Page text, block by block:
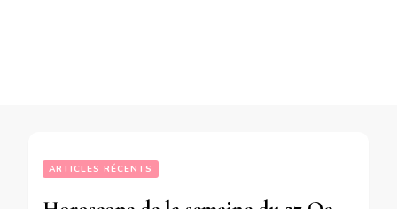
ARTICLES RÉCENTS